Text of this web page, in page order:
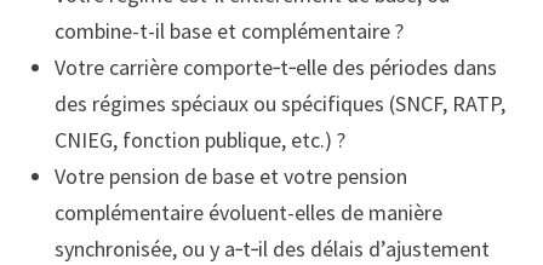
combine-t-il base et complémentaire ?
Votre carrière comporte‑t‑elle des périodes dans
des régimes spéciaux ou spécifiques (SNCF, RATP,
CNIEG, fonction publique, etc.) ?
Votre pension de base et votre pension
complémentaire évoluent-elles de manière
synchronisée, ou y a‑t‑il des délais d’ajustement